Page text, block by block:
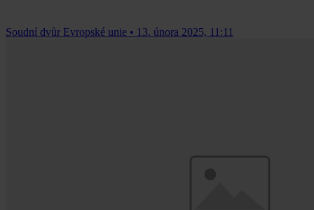
Soudní dvůr Evropské unie • 13. února 2025, 11:11